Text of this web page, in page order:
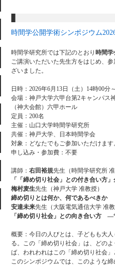
時間学公開学術シンポジウム
時間学研究所では下記のとおり 時間学
ご講演いただいた先生方をはじめ、
ざいました。
日時：2026年6月13日（土）14時00分
会場：神戸大学六甲台第2キャンパス
（神大会館）六甲ホール
定員：200名
主催：山口大学時間学研究所
共催：神戸大学、日本時間学会
対象：どなたでもご参加いただけます
申し込み・参加費：不要
講師： 右田裕規先生（時間学研究所 准
「「締め切り社会」との付き合い方
梅村麦生先生（神戸大学 准教授）
締め切りとは何か、何であるべきか
安達未来先生（大阪電気通信大学 准教
「締め切り社会」との向き合い方
概要：今日の人びとは、子どもも大
る。この「締め切り社会」は、どの
ば、われわれはこの「締め切り社会
このシンポジウムでは、このような